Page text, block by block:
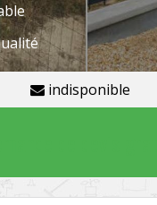
indisponible